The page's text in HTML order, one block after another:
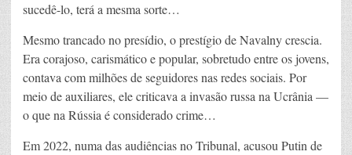
sucedê-lo, terá a mesma sorte…
Mesmo trancado no presídio, o prestígio de Navalny crescia.
Era corajoso, carismático e popular, sobretudo entre os jovens,
contava com milhões de seguidores nas redes sociais. Por
meio de auxiliares, ele criticava a invasão russa na Ucrânia —
o que na Rússia é considerado crime…
Em 2022, numa das audiências no Tribunal, acusou Putin de